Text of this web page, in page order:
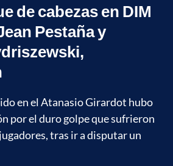
de cabezas en DIM
Pestaña y
en el Atanasio Girardot hubo
por el duro golpe que sufrieron
tras ir a disputar un